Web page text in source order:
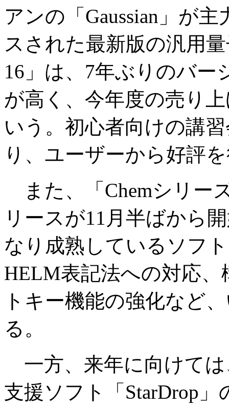
アンの「Gaussian」が
スされた最新版の汎用
16」は、7年ぶりのバ
が高く、今年度の売り
いう。初心者向けの講
り、ユーザーから好評
また、「Chemシリー
リースが11月半ばから
なり成熟しているソフ
HELM表記法への対応
トキー機能の強化など
る。
一方、来年に向けて
支援ソフト「StarDrop